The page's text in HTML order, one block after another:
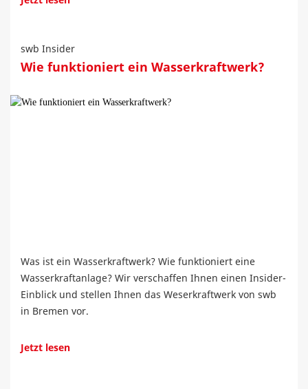
swb Insider
Wie funktioniert ein Wasserkraftwerk?
Was ist ein Wasserkraftwerk? Wie funktioniert eine
Wasserkraftanlage? Wir verschaffen Ihnen einen Insider-
Einblick und stellen Ihnen das Weserkraftwerk von swb
in Bremen vor.
Jetzt lesen